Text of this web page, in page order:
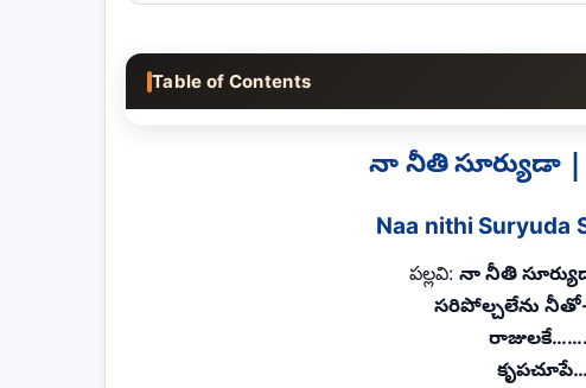
Table of Contents
నా నీతి సూర్యుడా |
Naa nithi Suryuda
పల్లవి: నా నీతి
సరిపోల్చలేను